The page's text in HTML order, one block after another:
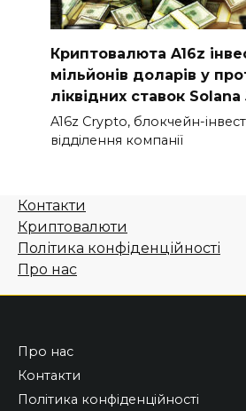
Криптовалюта A16z
мільйонів доларів у
ліквідних ставок
A16z Crypto, блокчейн-
відділення компанії
Контакти
Криптовалюти
Політика конфіденційності
Про нас
Про нас
Контакти
Політика конфіденційності